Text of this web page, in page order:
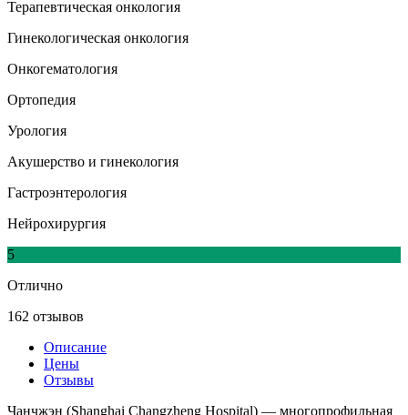
Терапевтическая онкология
Гинекологическая онкология
Онкогематология
Ортопедия
Урология
Акушерство и гинекология
Гастроэнтерология
Нейрохирургия
5
Отлично
162 отзывов
Описание
Цены
Отзывы
Чанчжэн (Shanghai Changzheng Hospital) — многопрофильная